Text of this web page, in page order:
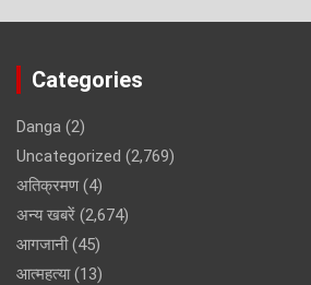
Categories
Danga (2)
Uncategorized (2,769)
अतिक्रमण(4)
अन्य खबरें (2,674)
आगजानी(45)
आत्महत्या(13)